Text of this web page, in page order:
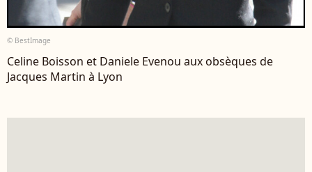
© BestImage
Celine Boisson et Daniele Evenou aux obsèques de
Jacques Martin à Lyon